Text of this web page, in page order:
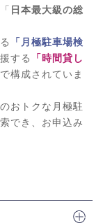
日本最大級の総
「月極駐車場検
する
「時間貸し
構成されていま
おトクな月極駐
でき、お申込み